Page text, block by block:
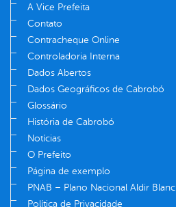
A Vice Prefeita
Contato
Contracheque Online
Controladoria Interna
Dados Abertos
Dados Geográficos de Cabrobó
Glossário
História de Cabrobó
Notícias
O Prefeito
Página de exemplo
PNAB – Plano Nacional Aldir Blanc
Política de Privacidade